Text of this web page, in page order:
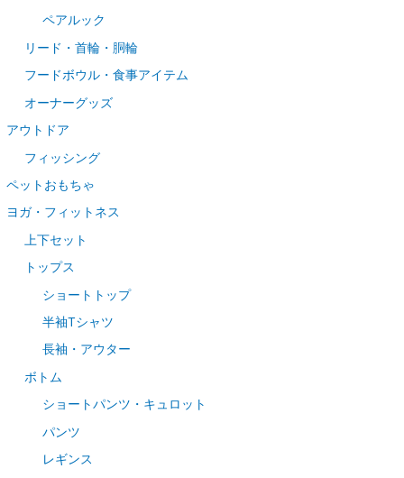
ペアルック
リード・首輪・胴輪
フードボウル・食事アイテム
オーナーグッズ
アウトドア
フィッシング
ペットおもちゃ
ヨガ・フィットネス
上下セット
トップス
ショートトップ
半袖Tシャツ
長袖・アウター
ボトム
ショートパンツ・キュロット
パンツ
レギンス